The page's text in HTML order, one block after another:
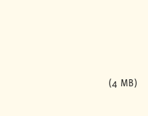
4 MB